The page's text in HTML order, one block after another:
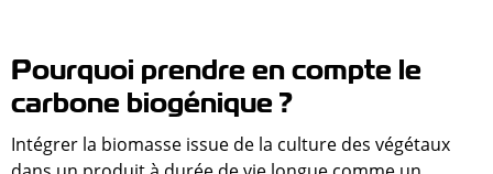
Pourquoi prendre en compte le
carbone biogénique ?
Intégrer la biomasse issue de la culture des végétaux